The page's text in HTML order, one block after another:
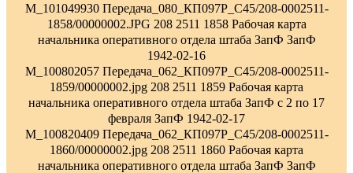
M_101049930 Передача_080_КП097Р_С45/208-0002511-
1858/00000002.JPG 208 2511 1858 Рабочая карта
начальника оперативного отдела штаба ЗапФ ЗапФ
1942-02-16
M_100802057 Передача_062_КП097Р_С45/208-0002511-
1859/00000002.jpg 208 2511 1859 Рабочая карта
начальника оперативного отдела штаба ЗапФ с 2 по 17
февраля ЗапФ 1942-02-17
M_100820409 Передача_062_КП097Р_С45/208-0002511-
1860/00000002.jpg 208 2511 1860 Рабочая карта
начальника оперативного отдела штаба ЗапФ ЗапФ